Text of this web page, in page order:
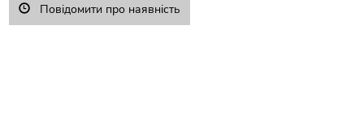
Повідомити про наявність